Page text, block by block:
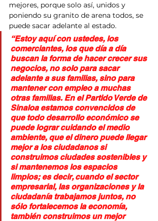
mejores, porque solo así, unidos y
poniendo su granito de arena todos, se
puede sacar adelante al estado.
“Estoy aquí con ustedes, los
comerciantes, los que día a día
buscan la forma de hacer crecer sus
negocios, no solo para sacar
adelante a sus familias, sino para
mantener con empleo a muchas
otras familias. En el Partido Verde de
Sinaloa estamos convencidos de
que todo desarrollo económico se
puede lograr cuidando el medio
ambiente, que el dinero puede llegar
mejor a los ciudadanos si
construimos ciudades sostenibles y
si mantenemos los espacios
limpios; es decir, cuando el sector
empresarial, las organizaciones y la
ciudadanía trabajamos juntos, no
sólo fortalecemos la economía,
también construimos un mejor